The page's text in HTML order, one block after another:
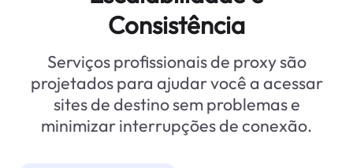
Consistência
Serviços profissionais de proxy são
projetados para ajudar você a acessar
sites de destino sem problemas e
minimizar interrupções de conexão.